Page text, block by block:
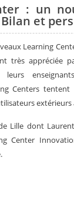
: un
et
Learning
très appréciée
Centers tentent
Lille dont Laurent
Center